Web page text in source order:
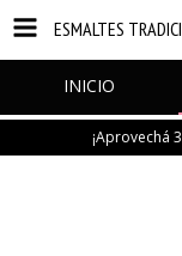
ESMALTES
INICIO
¡Aprovechá